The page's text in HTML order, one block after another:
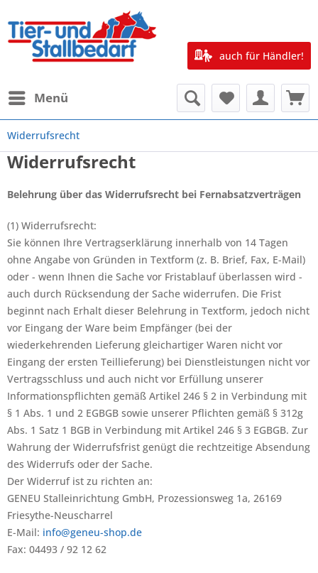
Menü
auch für Händler!
Widerrufsrecht
Widerrufsrecht
Belehrung über das Widerrufsrecht bei Fernabsatzverträgen
(1) Widerrufsrecht:
Sie können Ihre Vertragserklärung innerhalb von 14 Tagen
ohne Angabe von Gründen in Textform (z. B. Brief, Fax, E-Mail)
oder - wenn Ihnen die Sache vor Fristablauf überlassen wird -
auch durch Rücksendung der Sache widerrufen. Die Frist
beginnt nach Erhalt dieser Belehrung in Textform, jedoch nicht
vor Eingang der Ware beim Empfänger (bei der
wiederkehrenden Lieferung gleichartiger Waren nicht vor
Eingang der ersten Teillieferung) bei Dienstleistungen nicht vor
Vertragsschluss und auch nicht vor Erfüllung unserer
Informationspflichten gemäß Artikel 246 § 2 in Verbindung mit
§ 1 Abs. 1 und 2 EGBGB sowie unserer Pflichten gemäß § 312g
Abs. 1 Satz 1 BGB in Verbindung mit Artikel 246 § 3 EGBGB. Zur
Wahrung der Widerrufsfrist genügt die rechtzeitige Absendung
des Widerrufs oder der Sache.
Der Widerruf ist zu richten an:
GENEU Stalleinrichtung GmbH, Prozessionsweg 1a, 26169
Friesythe-Neuscharrel
E-Mail: info@geneu-shop.de
Fax: 04493 / 92 12 62